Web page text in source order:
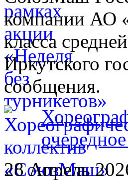
компании АО
класса
Иркутского
сообщения.
28 Апрель